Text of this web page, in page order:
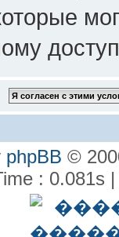
phpBB ©
: 0.081s